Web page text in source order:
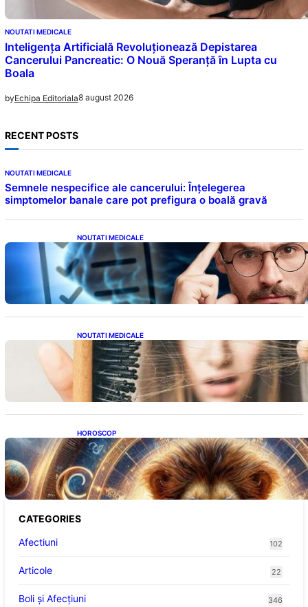
NOUTATI MEDICALE
Inteligența Artificială Revoluționează Depistarea
Cancerului Pancreatic: O Nouă Speranță în Lupta cu
Boala
byEchipa Editoriala8 august 2026
RECENT POSTS
NOUTATI MEDICALE
Semnele nespecifice ale cancerului: Înțelegerea
simptomelor banale care pot prefigura o boală gravă
NOUTATI MEDICALE
Inteligența dincolo de note: Semnele unui IQ
ridicat care nu țin de școală
NOUTATI MEDICALE
Semnele unei deficiențe de proteine:
Impactul asupra sănătății tale
HOROSCOP
Portalul Leului 8/8: Oportunități de
Abundență pentru Cinci Zodii în 2026
CATEGORIES
Afectiuni
102
Articole 22
Boli și Afecțiuni 346